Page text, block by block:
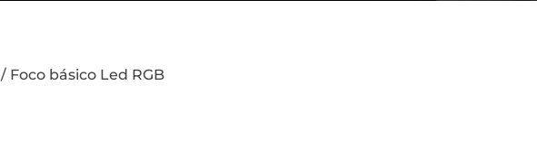
/ Foco básico Led RGB